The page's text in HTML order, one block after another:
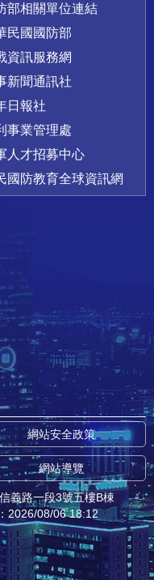
部相關單位連結
民國國防部
資訊服務網
新聞通訊社
日報社
事業管理處
人才招募中心
國防教育全球資訊網
網站安全政策
網站導覽
義路一段3號五樓B棟
2026/08/06 18:12